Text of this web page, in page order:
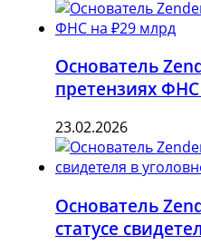
Основатель
претензиях
23.02.2026
Основатель
статусе